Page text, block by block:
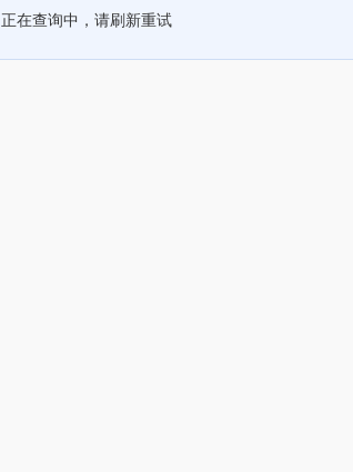
正在查询中，请刷新重试